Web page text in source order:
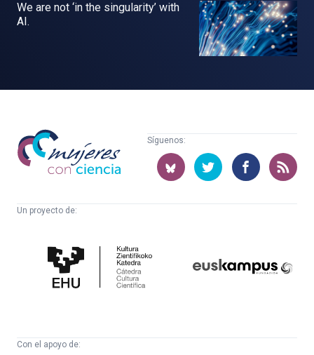
We are not ‘in the singularity’ with
AI.
Mujeres
con
ciencia
Síguenos:
Un proyecto de:
Cultura
Científica
Con el apoyo de: